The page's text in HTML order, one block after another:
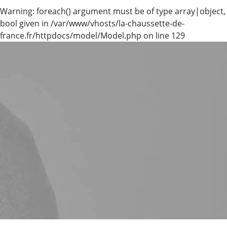
Warning: foreach() argument must be of type array|object,
bool given in /var/www/vhosts/la-chaussette-de-
france.fr/httpdocs/model/Model.php on line 129